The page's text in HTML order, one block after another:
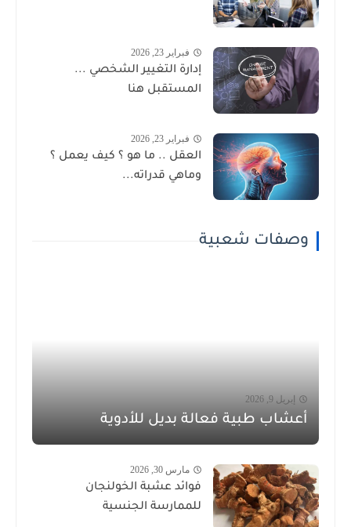
فبراير 23, 2026
إدارة التغيير الشخصي ...
المستقبل هنا
فبراير 23, 2026
العقل .. ما هو ؟ كيف يعمل ؟
وماهي قدراته...
وصفات شعبية
إبريل 9, 2026
أعشاب طبية فعالة بديل للأدوية
مارس 30, 2026
فوائد عشبة الخولنجان
للممارسة الجنسية